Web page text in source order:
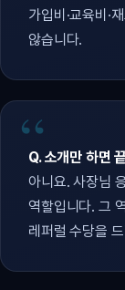
가입비·교육비·
않습니다.
Q. 소개만 하면
아니요. 사장님
역할입니다. 그
레퍼럴 수당을